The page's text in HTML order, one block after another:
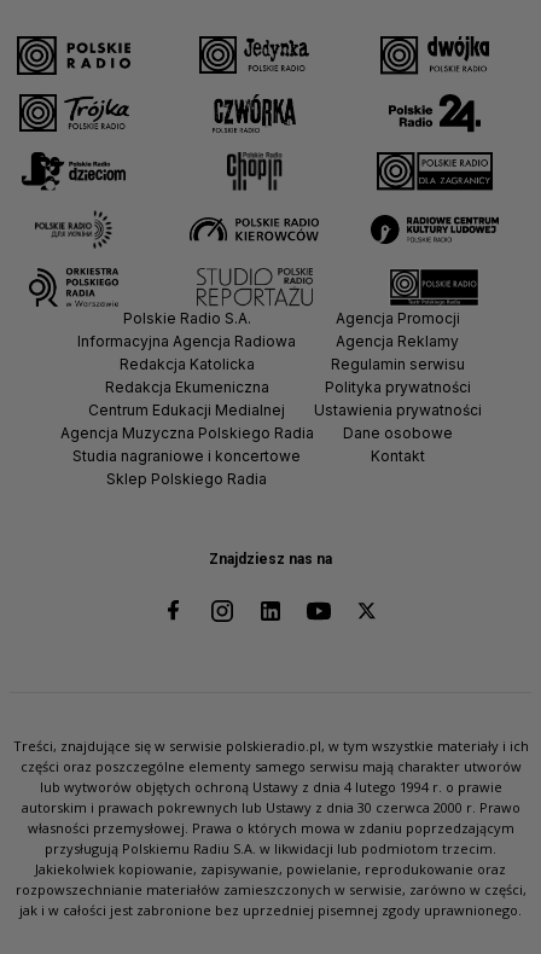
Znajdziesz nas na
Polskie Radio S.A.
Informacyjna Agencja Radiowa
Redakcja Katolicka
Redakcja Ekumeniczna
Centrum Edukacji Medialnej
Agencja Muzyczna Polskiego Radia
Studia nagraniowe i koncertowe
Sklep Polskiego Radia
Agencja Promocji
Agencja Reklamy
Regulamin serwisu
Polityka prywatności
Ustawienia prywatności
Dane osobowe
Kontakt
Treści, znajdujące się w serwisie polskieradio.pl, w tym wszystkie materiały i ich
części oraz poszczególne elementy samego serwisu mają charakter utworów
lub wytworów objętych ochroną Ustawy z dnia 4 lutego 1994 r. o prawie
autorskim i prawach pokrewnych lub Ustawy z dnia 30 czerwca 2000 r. Prawo
własności przemysłowej. Prawa o których mowa w zdaniu poprzedzającym
przysługują Polskiemu Radiu S.A. w likwidacji lub podmiotom trzecim.
Jakiekolwiek kopiowanie, zapisywanie, powielanie, reprodukowanie oraz
rozpowszechnianie materiałów zamieszczonych w serwisie, zarówno w części,
jak i w całości jest zabronione bez uprzedniej pisemnej zgody uprawnionego.